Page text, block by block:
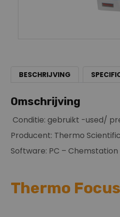
BESCHRIJVING
Omschrijving
Conditie: gebruikt -used/
Producent: Thermo Scientific
Software: PC – Chemstation
Thermo Focus